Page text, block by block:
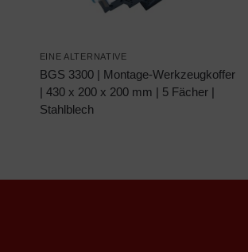
EINE ALTERNATIVE
BGS 3300 | Montage-Werkzeugkoffer
| 430 x 200 x 200 mm | 5 Fächer |
Stahlblech